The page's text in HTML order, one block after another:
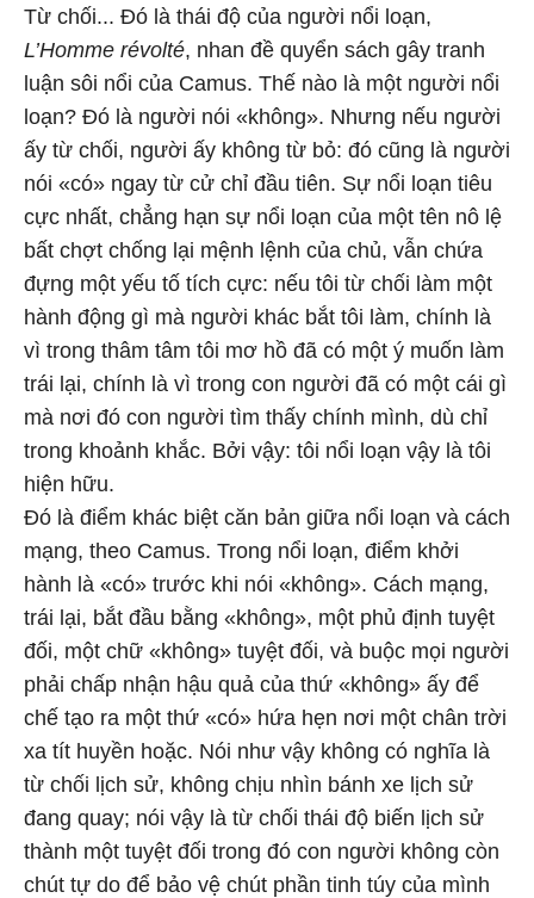
Từ chối... Đó là thái độ của người nổi loạn,
L’Homme révolté, nhan đề quyển sách gây tranh
luận sôi nổi của Camus. Thế nào là một người nổi
loạn? Đó là người nói «không». Nhưng nếu người
ấy từ chối, người ấy không từ bỏ: đó cũng là người
nói «có» ngay từ cử chỉ đầu tiên. Sự nổi loạn tiêu
cực nhất, chẳng hạn sự nổi loạn của một tên nô lệ
bất chợt chống lại mệnh lệnh của chủ, vẫn chứa
đựng một yếu tố tích cực: nếu tôi từ chối làm một
hành động gì mà người khác bắt tôi làm, chính là
vì trong thâm tâm tôi mơ hồ đã có một ý muốn làm
trái lại, chính là vì trong con người đã có một cái gì
mà nơi đó con người tìm thấy chính mình, dù chỉ
trong khoảnh khắc. Bởi vậy: tôi nổi loạn vậy là tôi
hiện hữu.
Đó là điểm khác biệt căn bản giữa nổi loạn và cách
mạng, theo Camus. Trong nổi loạn, điểm khởi
hành là «có» trước khi nói «không». Cách mạng,
trái lại, bắt đầu bằng «không», một phủ định tuyệt
đối, một chữ «không» tuyệt đối, và buộc mọi người
phải chấp nhận hậu quả của thứ «không» ấy để
chế tạo ra một thứ «có» hứa hẹn nơi một chân trời
xa tít huyền hoặc. Nói như vậy không có nghĩa là
từ chối lịch sử, không chịu nhìn bánh xe lịch sử
đang quay; nói vậy là từ chối thái độ biến lịch sử
thành một tuyệt đối trong đó con người không còn
chút tự do để bảo vệ chút phần tinh túy của mình